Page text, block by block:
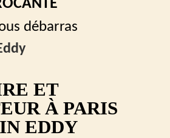
débarras
ET
À PARIS
EDDY